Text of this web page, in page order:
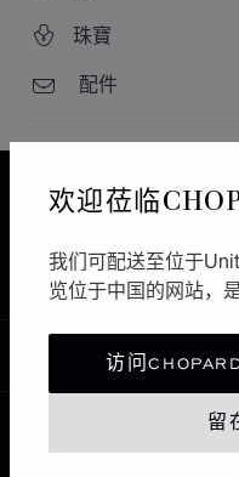
欢迎莅临
我们可配送至位于
览位于中国的网站，
访问
留
珠寶
配件
主页 查找精品店
BERGER JOYEROS
中国
本地化（更改
更改国家/地区